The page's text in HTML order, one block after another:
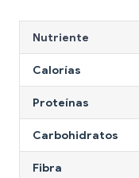
Nutriente
Calorías
Proteínas
Carbohidratos
Fibra